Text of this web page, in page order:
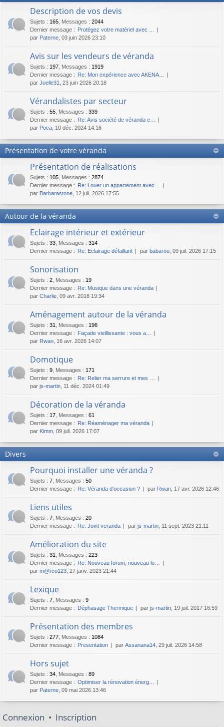
Description de vos devis
Sujets : 165 Messages : 2044
Dernier message : Protégez votre matériel avec …
par Paterne , 03 juin 2026 23:10
Avis sur les vendeurs de véranda
Sujets : 197 Messages : 1919
Dernier message : Re: Mon expérience avec AKENA…
par Joelle31 , 23 juin 2026 20:18
Vérandalistes par secteur
Sujets : 55 Messages : 339
Dernier message : Re: Avis société de véranda e…
par Poca , 10 déc. 2024 14:16
Présentation de votre véranda
Présentation de réalisations
Sujets : 105 Messages : 2874
Dernier message : Re: Louer un appartement avec…
par Barbarastone , 12 juil. 2026 17:55
Autour de la véranda
Eclairage intérieur et extérieur
Sujets : 33 Messages : 314
Dernier message : Re: Eclairage défaillant par babarou , 09 juil. 2026 17:15
Sonorisation
Sujets : 2 Messages : 19
Dernier message : Re: Musique dans une véranda
par Charlie , 09 avr. 2018 19:34
Aménagement autour de la véranda
Sujets : 31 Messages : 196
Dernier message : Façade vieillissante : vous a…
par Rwan , 16 avr. 2026 14:07
Domotique
Sujets : 9 Messages : 171
Dernier message : Re: Relier ma serrure et mes …
par js-martin , 11 déc. 2024 01:49
Décoration de la véranda
Sujets : 17 Messages : 61
Dernier message : Re: Réaménager ma véranda
par Kimm , 09 juil. 2026 17:07
Divers
Pourquoi installer une véranda ?
Sujets : 7 Messages : 50
Dernier message : Re: Véranda d'occasion ? par Rwan , 17 avr. 2026 12:46
Liens utiles
Sujets : 7 Messages : 20
Dernier message : Re: Joint veranda par js-martin , 11 sept. 2023 21:11
Amélioration du site
Sujets : 31 Messages : 223
Dernier message : Re: Nouveau forum, nouveau lo…
par m@rco123 , 27 janv. 2023 21:44
Lexique
Sujets : 7 Messages : 9
Dernier message : Déphasage Thermique par js-martin , 19 juil. 2017 16:59
Présentation des membres
Sujets : 277 Messages : 1084
Dernier message : Presentation par Assanana14 , 29 juil. 2026 14:58
Hors sujet
Sujets : 34 Messages : 89
Dernier message : Optimiser la rénovation énerg…
par Paterne , 09 mai 2026 13:46
Connexion • Inscription